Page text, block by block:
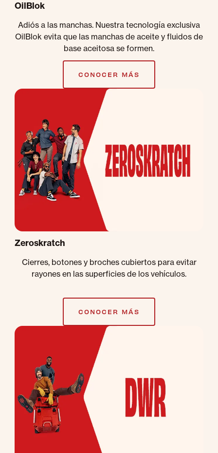
OilBlok
Adiós a las manchas. Nuestra tecnología exclusiva
OilBlok evita que las manchas de aceite y fluidos de
base aceitosa se formen.
CONOCER MÁS
Zeroskratch
Cierres, botones y broches cubiertos para evitar
rayones en las superficies de los vehículos.
CONOCER MÁS